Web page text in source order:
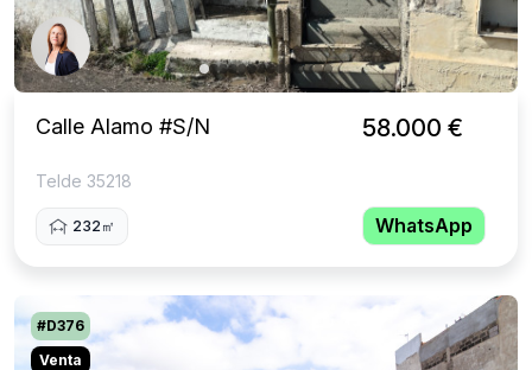
Calle Alamo #S/N
Telde 35218
232㎡
58.000 €
WhatsApp
#D376
Venta